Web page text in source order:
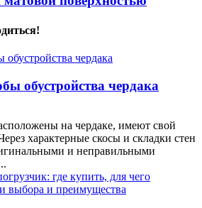
обустройства чердака
на чердаке, имеют свой
характерные скосы и складки стен
и неправильными